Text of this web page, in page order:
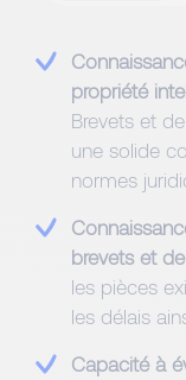
propriété
Brevets et
une solide
normes
brevets et
les pièces
les délais
Capacité à